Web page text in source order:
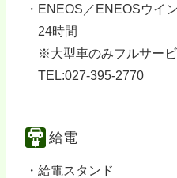
ENEOS／ENEOSウイ
24時間
※大型車のみフルサー
TEL:027-395-2770
給電
給電スタンド